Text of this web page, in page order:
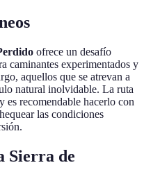
ofrece un desafío
caminantes experimentados y
aquellos que se atrevan a
natural inolvidable. La ruta
es recomendable hacerlo con
las condiciones
Sierra de